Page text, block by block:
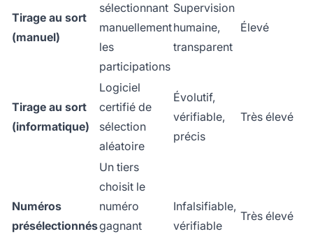
Tirage au sort
(manuel)
sélectionnant
manuellement
les
participations
Supervision
humaine,
transparent
Élevé
Tirage au sort
(informatique)
Logiciel
certifié de
sélection
aléatoire
Évolutif,
vérifiable,
précis
Très élevé
Numéros
présélectionnés
Un tiers
choisit le
numéro
gagnant
Infalsifiable,
vérifiable
Très élevé